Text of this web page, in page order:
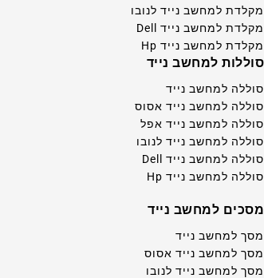
מקלדת למחשב נייד לנובו
מקלדת למחשב נייד Dell
מקלדת למחשב נייד Hp
סוללות למחשב נייד
סוללה למחשב נייד
סוללה למחשב נייד אסוס
סוללה למחשב נייד אפל
סוללה למחשב נייד לנובו
סוללה למחשב נייד Dell
סוללה למחשב נייד Hp
מסכים למחשב נייד
מסך למחשב נייד
מסך למחשב נייד אסוס
מסך למחשב נייד לנובו